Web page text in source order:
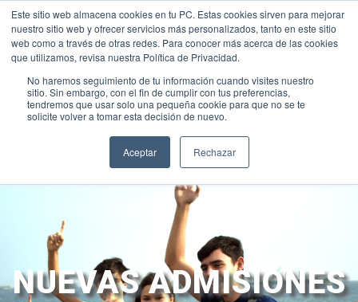
Este sitio web almacena cookies en tu PC. Estas cookies sirven para mejorar
nuestro sitio web y ofrecer servicios más personalizados, tanto en este sitio
web como a través de otras redes. Para conocer más acerca de las cookies
que utilizamos, revisa nuestra Política de Privacidad.
No haremos seguimiento de tu información cuando visites nuestro
sitio. Sin embargo, con el fin de cumplir con tus preferencias,
tendremos que usar solo una pequeña cookie para que no se te
solicite volver a tomar esta decisión de nuevo.
Aceptar Rechazar
PRUEBAS DIAGNÓSTICO|UNIFORME|INTRANET-BROCAL|
CLASSROOM|WEB ACADÉMICA|ALEXIA|LOYOLA DIGITAL |
+34 928 31 40 00
sanignacio@fundacionloyola.es
NUEVAS ADMISIONES